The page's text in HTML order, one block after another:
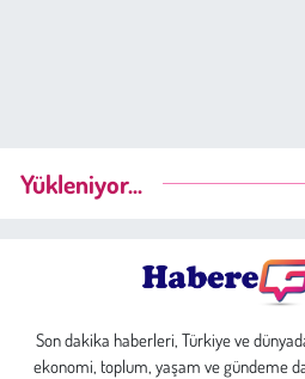
Yükleniyor...
Son dakika haberleri, Türkiye ve
ekonomi, toplum, yaşam ve gündeme